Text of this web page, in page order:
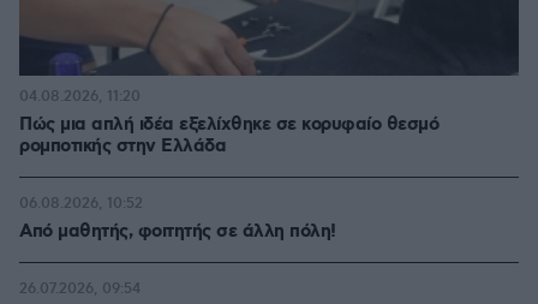
Πώς μια απλή ιδέα εξελίχθηκε σε κορυφαίο θεσμό
ρομποτικής στην Ελλάδα
04.08.2026, 11:20
Από μαθητής, φοιτητής σε άλλη πόλη!
06.08.2026, 10:52
26.07.2026, 09:54